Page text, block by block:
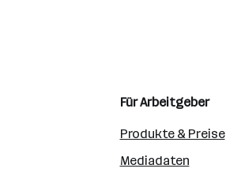
Für Arbeitgeber
Produkte & Preise
Mediadaten